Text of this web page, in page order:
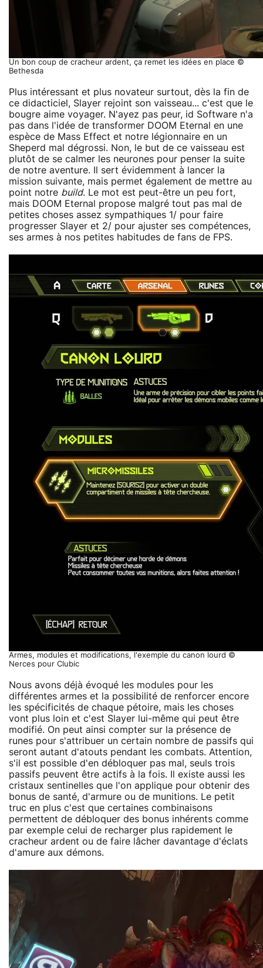
Un bon coup de cracheur ardent, ça remet les idées en place ©
Bethesda
Plus intéressant et plus novateur surtout, dès la fin de
ce didacticiel, Slayer rejoint son vaisseau... c'est que le
bougre aime voyager. N'ayez pas peur, id Software n'a
pas dans l'idée de transformer DOOM Eternal en une
espèce de Mass Effect et notre légionnaire en un
Sheperd mal dégrossi. Non, le but de ce vaisseau est
plutôt de se calmer les neurones pour penser la suite
de notre aventure. Il sert évidemment à lancer la
mission suivante, mais permet également de mettre au
point notre build. Le mot est peut-être un peu fort,
mais DOOM Eternal propose malgré tout pas mal de
petites choses assez sympathiques 1/ pour faire
progresser Slayer et 2/ pour ajuster ses compétences,
ses armes à nos petites habitudes de fans de FPS.
Armes, modules et modifications, l'exemple du canon lourd ©
Nerces pour Clubic
Nous avons déjà évoqué les modules pour les
différentes armes et la possibilité de renforcer encore
les spécificités de chaque pétoire, mais les choses
vont plus loin et c'est Slayer lui-même qui peut être
modifié. On peut ainsi compter sur la présence de
runes pour s'attribuer un certain nombre de passifs qui
seront autant d'atouts pendant les combats. Attention,
s'il est possible d'en débloquer pas mal, seuls trois
passifs peuvent être actifs à la fois. Il existe aussi les
cristaux sentinelles que l'on applique pour obtenir des
bonus de santé, d'armure ou de munitions. Le petit
truc en plus c'est que certaines combinaisons
permettent de débloquer des bonus inhérents comme
par exemple celui de recharger plus rapidement le
cracheur ardent ou de faire lâcher davantage d'éclats
d'amure aux démons.